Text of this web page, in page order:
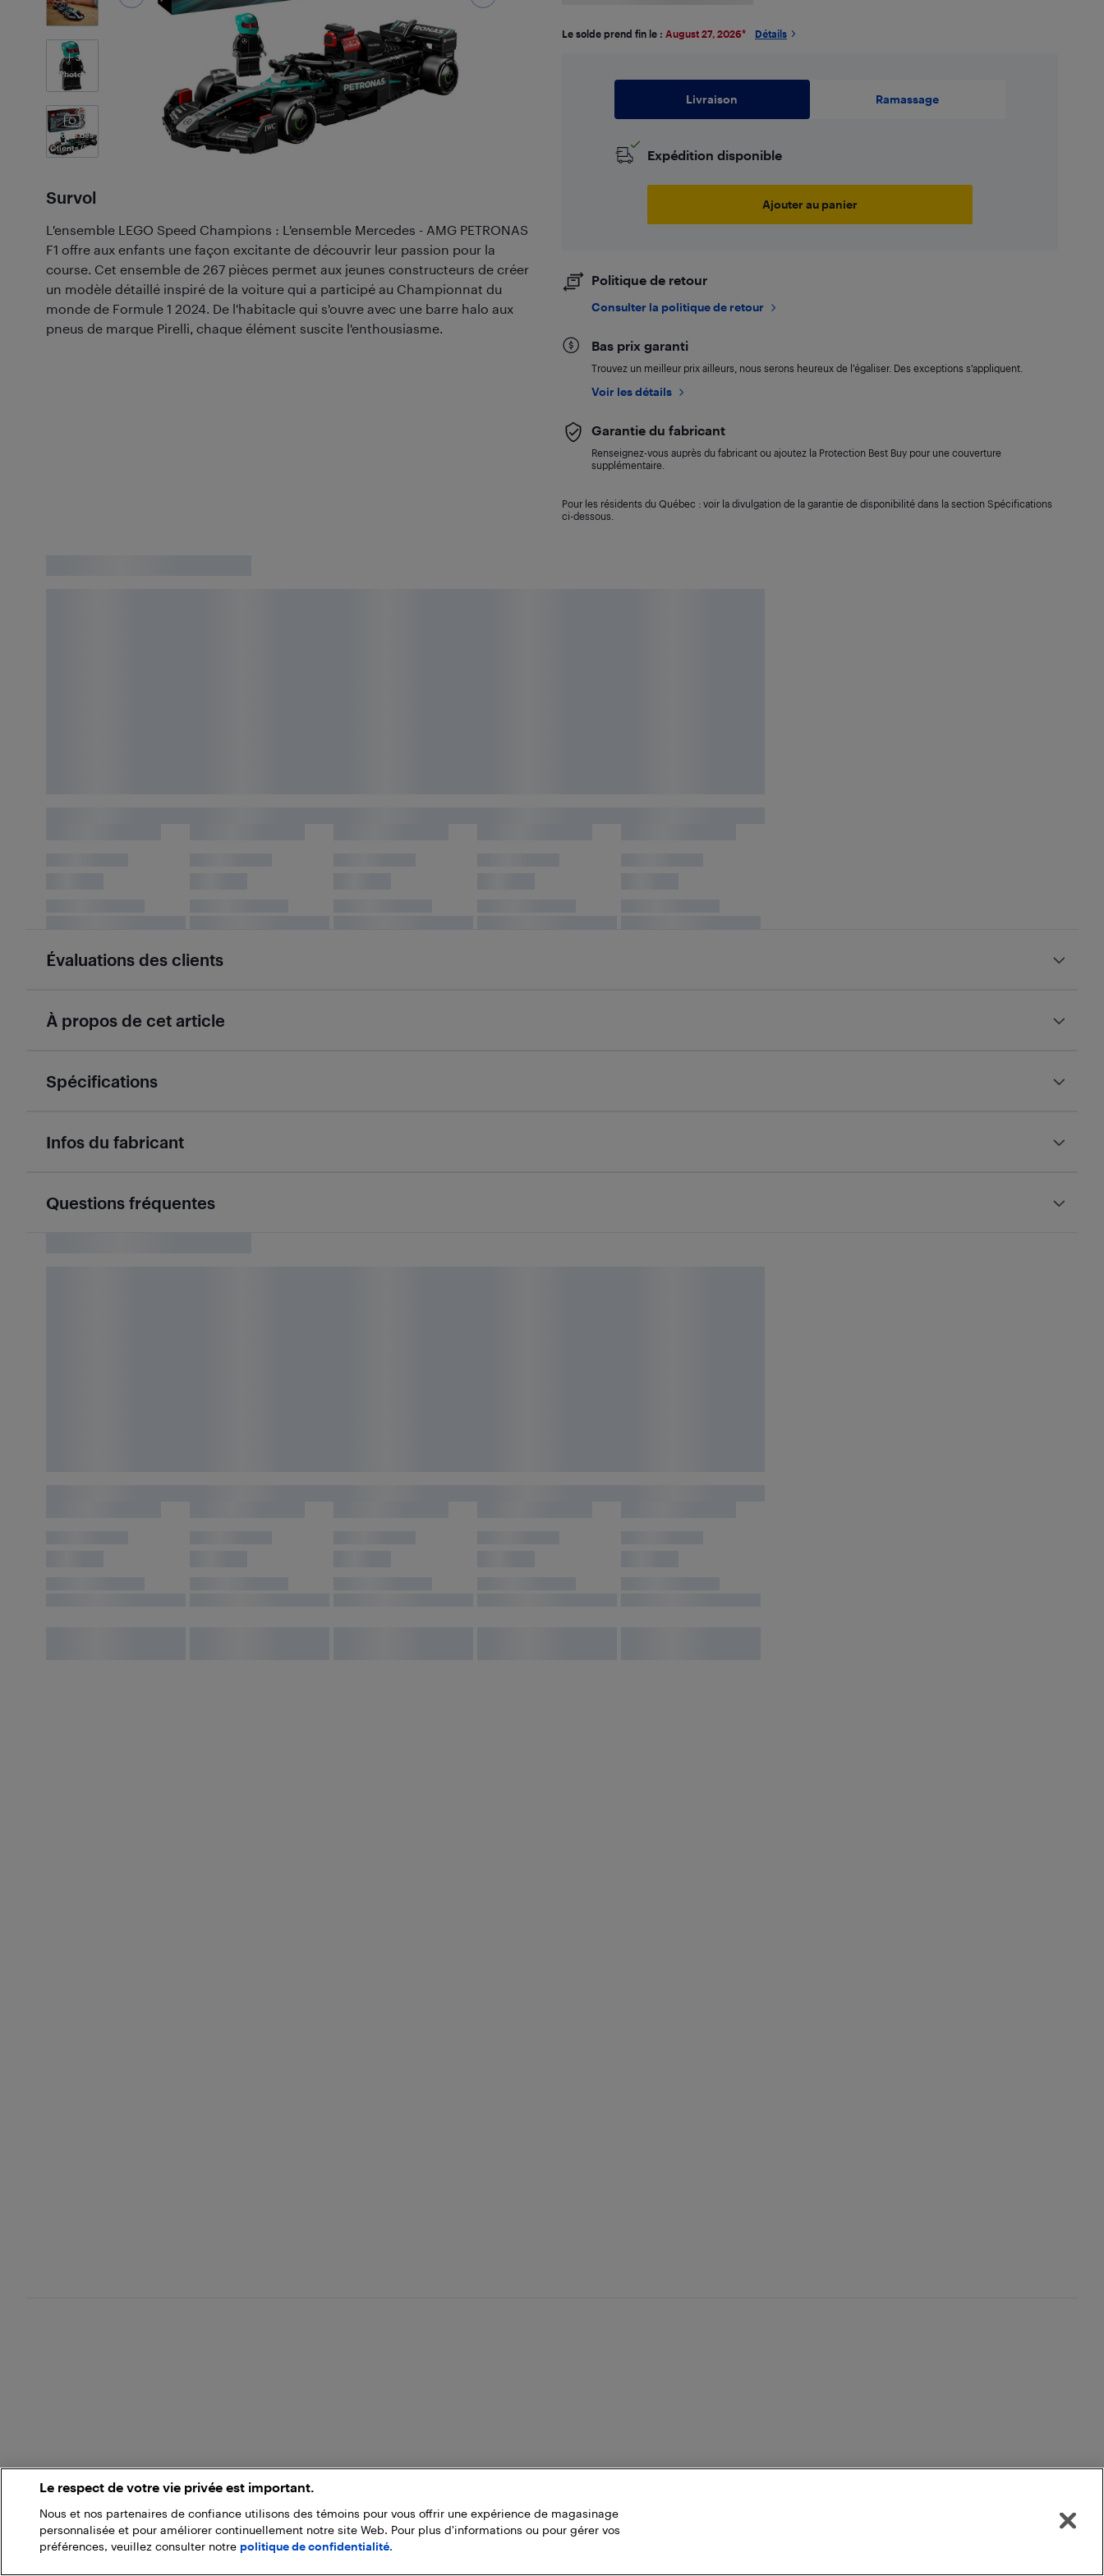
3
Photos
Photos des
Clients(33)
Survol
L'ensemble LEGO Speed Champions : L'ensemble Mercedes - AMG PETRONAS
F1 offre aux enfants une façon excitante de découvrir leur passion pour la
course. Cet ensemble de 267 pièces permet aux jeunes constructeurs de créer
un modèle détaillé inspiré de la voiture qui a participé au Championnat du
monde de Formule 1 2024. De l'habitacle qui s'ouvre avec une barre halo aux
pneus de marque Pirelli, chaque élément suscite l'enthousiasme.
Le solde prend fin le : August 27, 2026* Détails
Livraison Ramassage
Expédition disponible
Ajouter au panier
Politique de retour
Consulter la politique de retour
Bas prix garanti
Trouvez un meilleur prix ailleurs, nous serons heureux de l’égaliser. Des exceptions s’appliquent.
Voir les détails
Garantie du fabricant
Renseignez-vous auprès du fabricant ou ajoutez la Protection Best Buy pour une couverture
supplémentaire.
Pour les résidents du Québec : voir la divulgation de la garantie de disponibilité dans la section Spécifications
ci-dessous.
Évaluations des clients
À propos de cet article
Spécifications
Infos du fabricant
Questions fréquentes
Le respect de votre vie privée est important.
Nous et nos partenaires de confiance utilisons des témoins pour vous offrir une expérience de magasinage
personnalisée et pour améliorer continuellement notre site Web. Pour plus d'informations ou pour gérer vos
préférences, veuillez consulter notre politique de confidentialité.